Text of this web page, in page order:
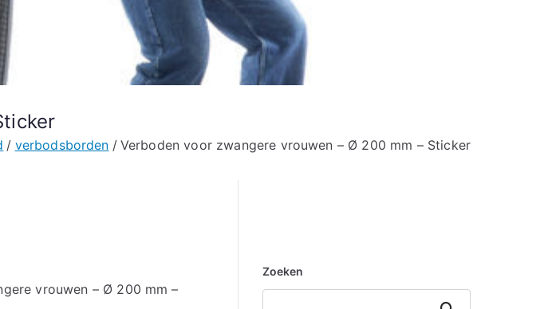
verbodsborden Verboden voor zwangere vrouwen – Ø 200 mm – Sticker
vrouwen – Ø 200 mm –
Zoeken